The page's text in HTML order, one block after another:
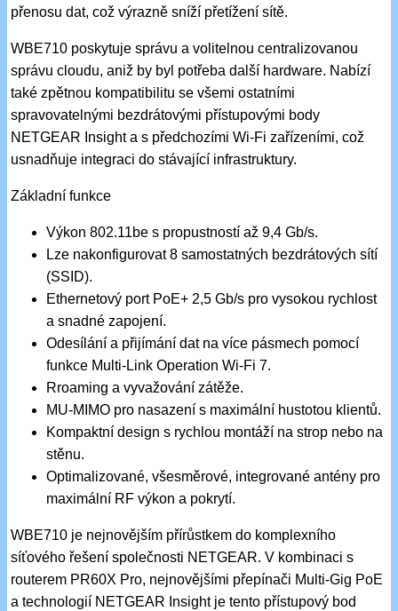
přenosu dat, což výrazně sníží přetížení sítě.
WBE710 poskytuje správu a volitelnou centralizovanou
správu cloudu, aniž by byl potřeba další hardware. Nabízí
také zpětnou kompatibilitu se všemi ostatními
spravovatelnými bezdrátovými přístupovými body
NETGEAR Insight a s předchozími Wi-Fi zařízeními, což
usnadňuje integraci do stávající infrastruktury.
Základní funkce
Výkon 802.11be s propustností až 9,4 Gb/s.
Lze nakonfigurovat 8 samostatných bezdrátových sítí
(SSID).
Ethernetový port PoE+ 2,5 Gb/s pro vysokou rychlost
a snadné zapojení.
Odesílání a přijímání dat na více pásmech pomocí
funkce Multi-Link Operation Wi-Fi 7.
Rroaming a vyvažování zátěže.
MU-MIMO pro nasazení s maximální hustotou klientů.
Kompaktní design s rychlou montáží na strop nebo na
stěnu.
Optimalizované, všesměrové, integrované antény pro
maximální RF výkon a pokrytí.
WBE710 je nejnovějším přírůstkem do komplexního
síťového řešení společnosti NETGEAR. V kombinaci s
routerem PR60X Pro, nejnovějšími přepínači Multi-Gig PoE
a technologií NETGEAR Insight je tento přístupový bod